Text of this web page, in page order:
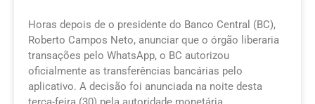
Horas depois de o presidente do Banco Central (BC),
Roberto Campos Neto, anunciar que o órgão liberaria
transações pelo WhatsApp, o BC autorizou
oficialmente as transferências bancárias pelo
aplicativo. A decisão foi anunciada na noite desta